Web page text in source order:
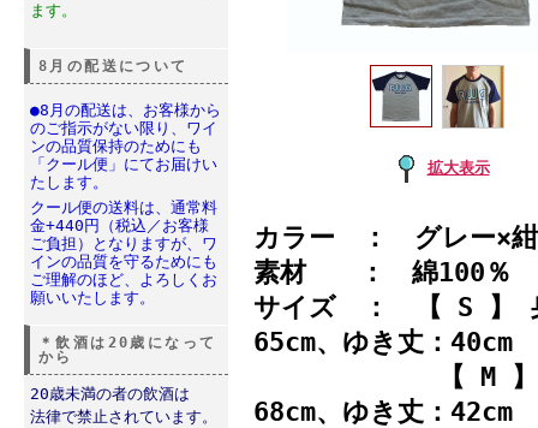
ます。
8月の配送について
●8月の配送は、お客様から
のご指示がない限り、ワイ
ンの品質保持のためにも
「クール便」にてお届けい
たします。
クール便の送料は、通常料
金+440円（税込／お客様
ご負担）となりますが、ワ
インの品質を守るためにも
ご理解のほど、よろしくお
願いいたします。
＊飲酒は20歳になって
から
20歳未満の者の飲酒は
法律で禁止されています。
拡大表示
カラー ： グレー×紺
素材 ： 綿100％
サイズ ： 【 S 】 身
65cm、ゆき丈：40cm
【 M 】 身長
68cm、ゆき丈：42cm